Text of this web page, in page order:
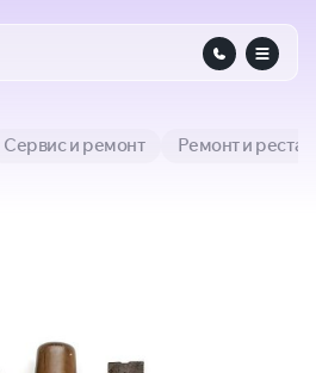
Сервис и ремонт Ремонт и